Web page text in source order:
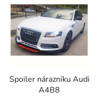
Spoiler nárazníku Audi
A4B8